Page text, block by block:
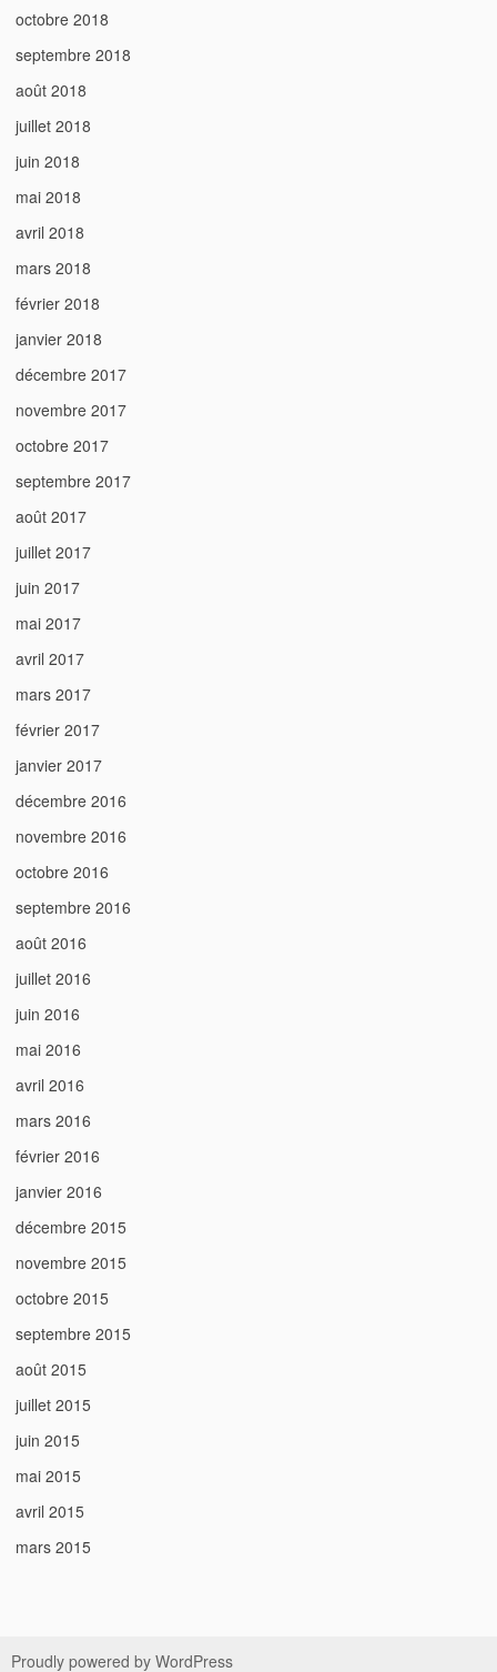
octobre 2018
septembre 2018
août 2018
juillet 2018
juin 2018
mai 2018
avril 2018
mars 2018
février 2018
janvier 2018
décembre 2017
novembre 2017
octobre 2017
septembre 2017
août 2017
juillet 2017
juin 2017
mai 2017
avril 2017
mars 2017
février 2017
janvier 2017
décembre 2016
novembre 2016
octobre 2016
septembre 2016
août 2016
juillet 2016
juin 2016
mai 2016
avril 2016
mars 2016
février 2016
janvier 2016
décembre 2015
novembre 2015
octobre 2015
septembre 2015
août 2015
juillet 2015
juin 2015
mai 2015
avril 2015
mars 2015
Proudly powered by WordPress